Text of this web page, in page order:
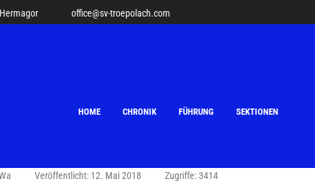
office@sv-troepolach.com
HOME CHRONIK FÜHRUNG SEKTIONEN
Veröffentlicht: 12. Mai 2018 Zugriffe: 3414